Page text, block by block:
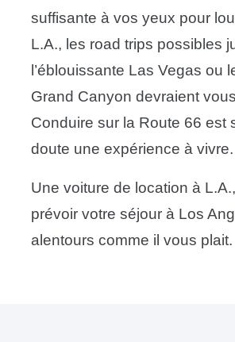
suffisante à vos yeux pour
L.A., les road trips possibles
l’éblouissante Las Vegas ou
Grand Canyon devraient
Conduire sur la Route 66 est
doute une expérience à vivre.
Une voiture de location à
prévoir votre séjour à Los
alentours comme il vous plait.